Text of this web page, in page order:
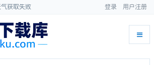
获取失败 登录 用户注册